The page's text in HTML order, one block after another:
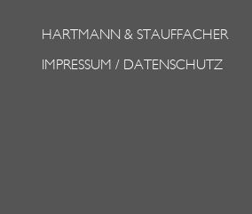
HARTMANN & STAUFFACHER
IMPRESSUM / DATENSCHUTZ